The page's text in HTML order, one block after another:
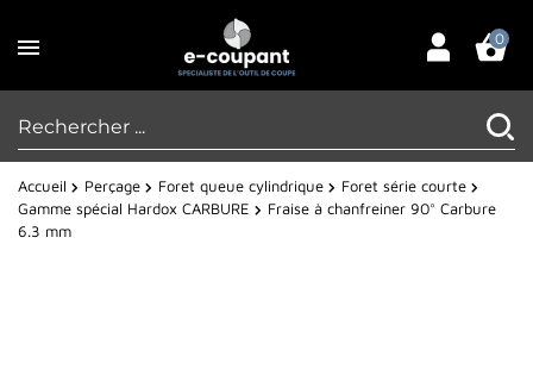
0
Accueil Perçage Foret queue cylindrique
Foret série courte
Gamme spécial Hardox CARBURE
Fraise à chanfreiner 90° Carbure
6.3 mm